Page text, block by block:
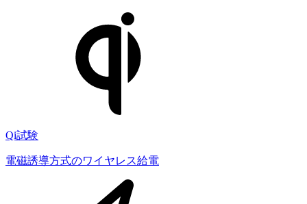
Qi試験
電磁誘導方式のワイヤレス給電